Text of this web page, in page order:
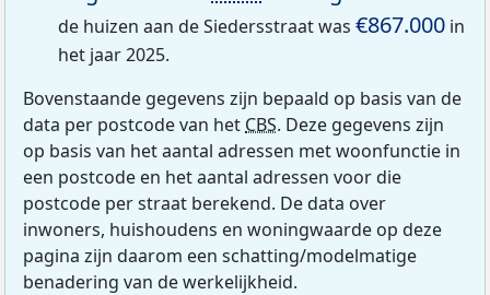
de huizen aan de Siedersstraat was €867.000 in
het jaar 2025.
Bovenstaande gegevens zijn bepaald op basis van de
data per postcode van het CBS. Deze gegevens zijn
op basis van het aantal adressen met woonfunctie in
een postcode en het aantal adressen voor die
postcode per straat berekend. De data over
inwoners, huishoudens en woningwaarde op deze
pagina zijn daarom een schatting/modelmatige
benadering van de werkelijkheid.